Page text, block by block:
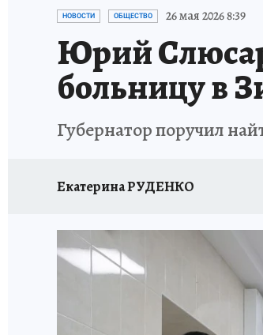
ЗАПОВЕДНАЯ РОССИЯ
НОВОСТИ ОБЩЕСТВО 26 мая 2026 8:39
Юрий
больницу в
Губернатор поручил
Екатерина РУДЕНКО